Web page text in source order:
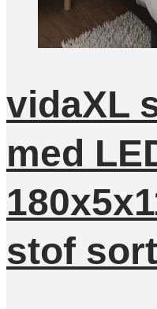
vidaXL
med
stof sort